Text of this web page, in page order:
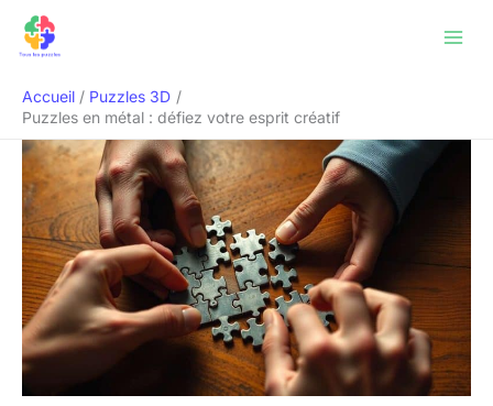
Accueil
Puzzles 3D
Puzzles en métal : défiez votre esprit créatif
Rechercher